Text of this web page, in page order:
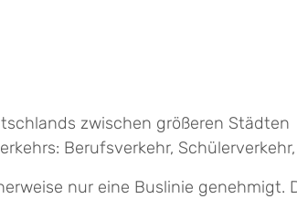
zwischen größeren Städten
Berufsverkehr,
nur eine Buslinie genehmigt.